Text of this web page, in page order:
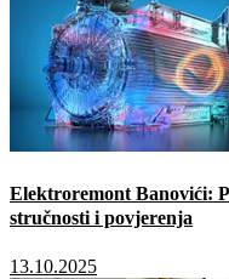
Elektroremont Banovići:
stručnosti i povjerenja
13.10.2025